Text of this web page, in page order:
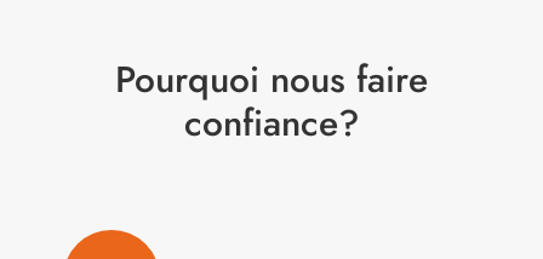
Pourquoi nous faire
confiance?